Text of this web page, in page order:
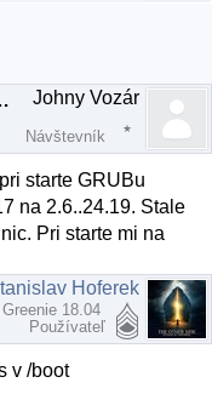
2.6.24-17 Johny Vozár
Návštevník
starte GRUBu
na 2.6..24.19. Stale
Pri starte mi na
Re: Ubuntu 8.04, update kernelu 2.6.24-17
Hoferek
Greenie 18.04
Používateľ
v /boot